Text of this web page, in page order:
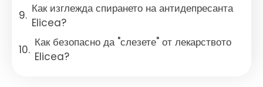
Как изглежда спирането на антидепресанта
Elicea?
Как безопасно да "слезете" от лекарството
Elicea?